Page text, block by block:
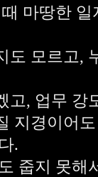
마땅한
도 모르고,
고, 업무 강
지경이어
.
줍지 못해